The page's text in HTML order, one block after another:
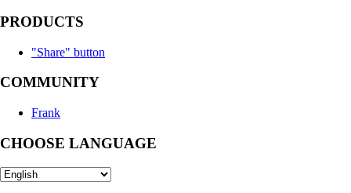
PRODUCTS
"Share" button
COMMUNITY
Frank
CHOOSE LANGUAGE